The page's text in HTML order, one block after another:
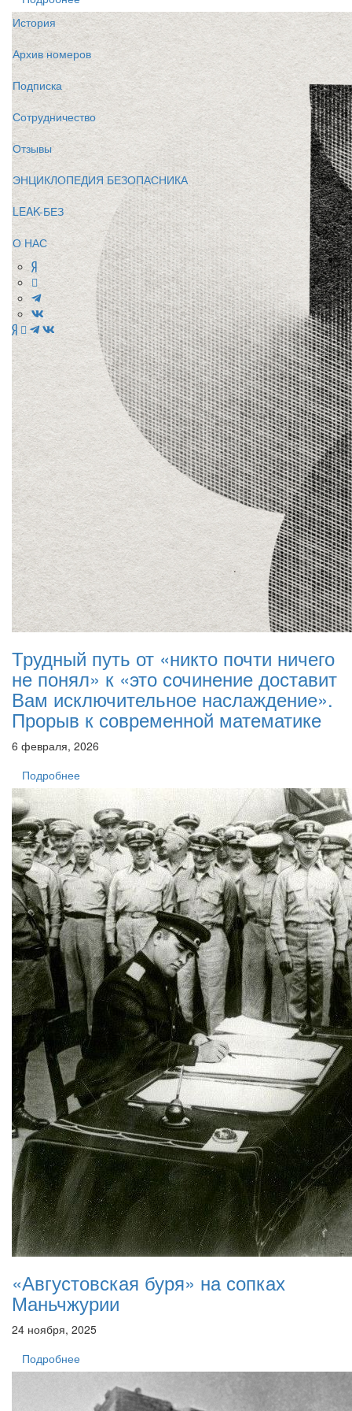
История
Архив номеров
Подписка
Сотрудничество
Отзывы
ЭНЦИКЛОПЕДИЯ БЕЗОПАСНИКА
LEAK-БЕЗ
О НАС
Трудный путь от «никто почти ничего
не понял» к «это сочинение доставит
Вам исключительное наслаждение».
Прорыв к современной математике
6 февраля, 2026
Подробнее
«Августовская буря» на сопках
Маньчжурии
24 ноября, 2025
Подробнее